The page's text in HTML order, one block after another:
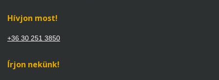
Hívjon most!
+36 30 251 3850
Írjon nekünk!